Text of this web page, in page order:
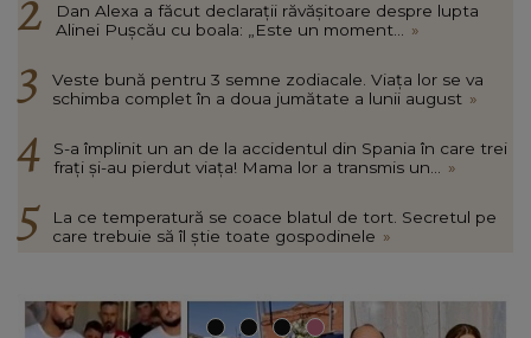
Dan Alexa a făcut declarații răvășitoare despre lupta
Alinei Pușcău cu boala: „Este un moment...
»
Veste bună pentru 3 semne zodiacale. Viața lor se va
schimba complet în a doua jumătate a lunii august »
S-a împlinit un an de la accidentul din Spania în care trei
frați și-au pierdut viața! Mama lor a transmis un...
»
La ce temperatură se coace blatul de tort. Secretul pe
care trebuie să îl știe toate gospodinele »